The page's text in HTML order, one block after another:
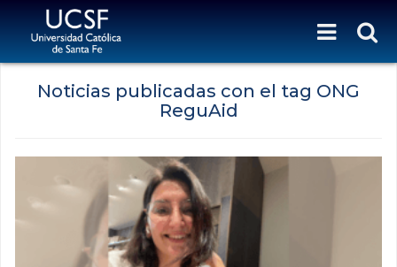
Noticias publicadas con el tag ONG
ReguAid